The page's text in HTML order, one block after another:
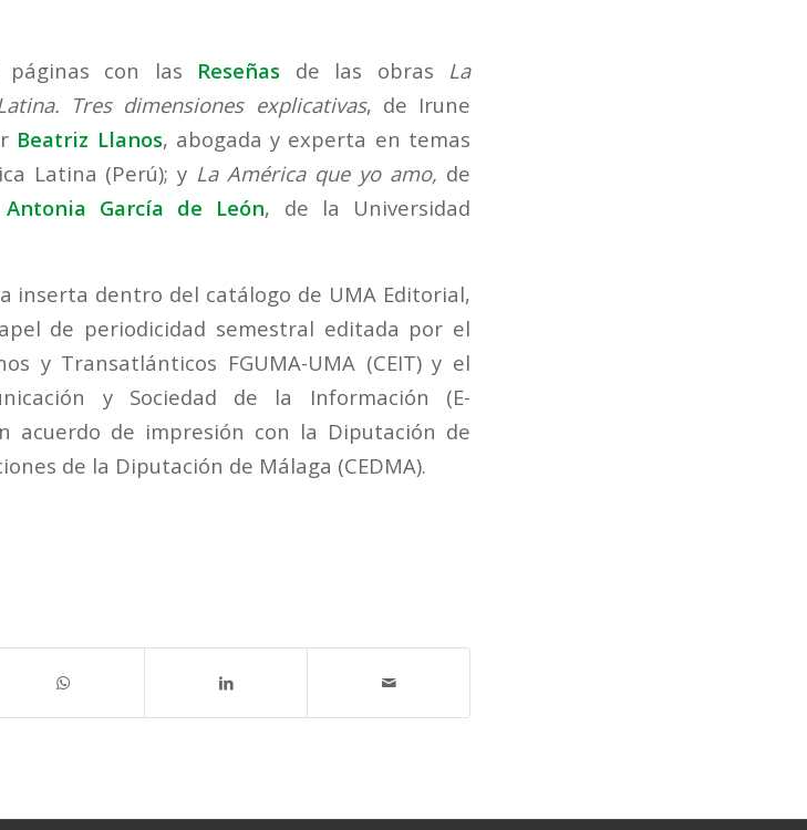
páginas con las Reseñas de las obras La
Tres dimensiones explicativas, de Irune
Beatriz Llanos, abogada y experta en temas
Latina (Perú); y La América que yo amo, de
García de León, de la Universidad
inserta dentro del catálogo de UMA Editorial,
de periodicidad semestral editada por el
y Transatlánticos FGUMA-UMA (CEIT) y el
y Sociedad de la Información (E-
de impresión con la Diputación de
de la Diputación de Málaga (CEDMA).